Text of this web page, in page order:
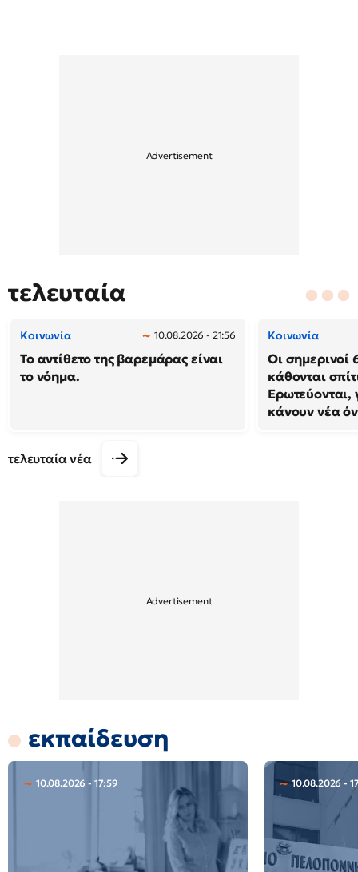
τελευταία
Κοινωνία 10.08.2026 - 21:56
Το αντίθετο της βαρεμάρας είναι
το νόημα.
Κοινωνία
Οι σημερινοί
κάθονται
Ερωτεύονται,
κάνουν νέα
τελευταία νέα
εκπαίδευση
10.08.2026 - 17:59 10.08.2026 -